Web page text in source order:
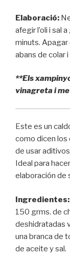
Elaboració:
afegir l’oli i sal
minuts. Apagar
abans de colar i
**Els
vinagreta i
Este es un
como dicen los
de usar
Ideal para
elaboración de
Ingredientes:
150 grms. de
deshidratadas
una branca de
de aceite y sal.